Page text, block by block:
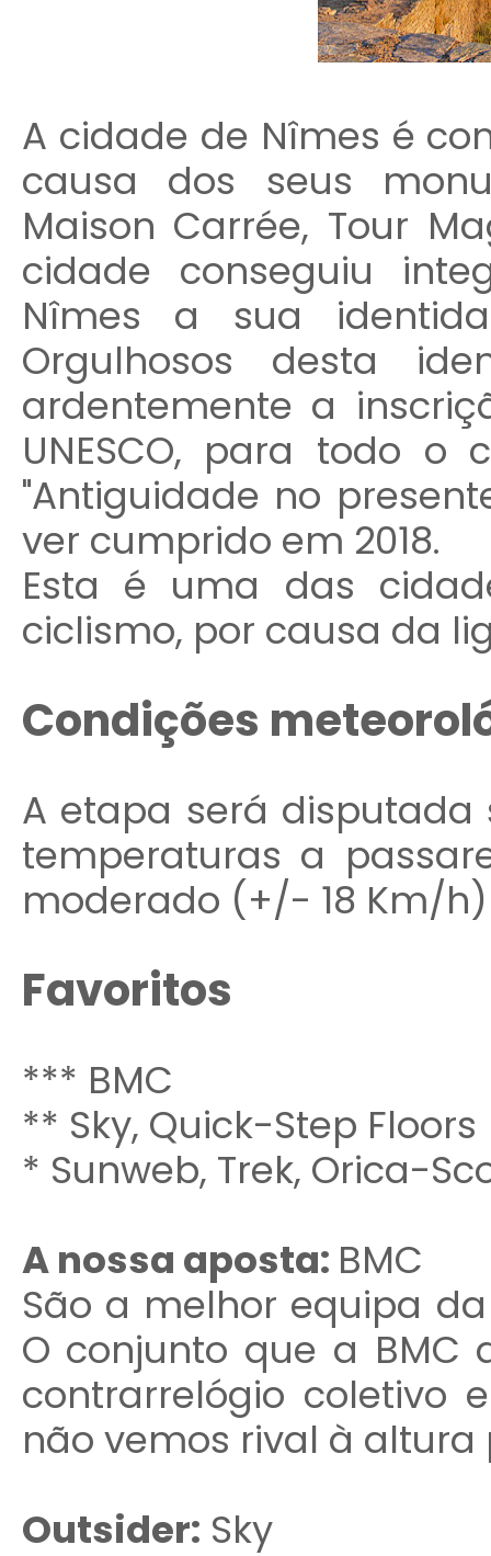
A cidade de Nîmes é
causa dos seus
Maison Carrée, Tour
cidade conseguiu
Nîmes a sua
Orgulhosos desta
ardentemente a
UNESCO, para todo
"Antiguidade no
ver cumprido em 2018.
Esta é uma das
ciclismo, por causa da
Condições
A etapa será
temperaturas a
moderado (+/- 18 Km/
Favoritos
*** BMC
** Sky, Quick-Step Floors
* Sunweb, Trek, Orica-
A nossa aposta: BMC
São a melhor equipa
O conjunto que a BMC
contrarrelógio coletivo
não vemos rival à
Outsider: Sky